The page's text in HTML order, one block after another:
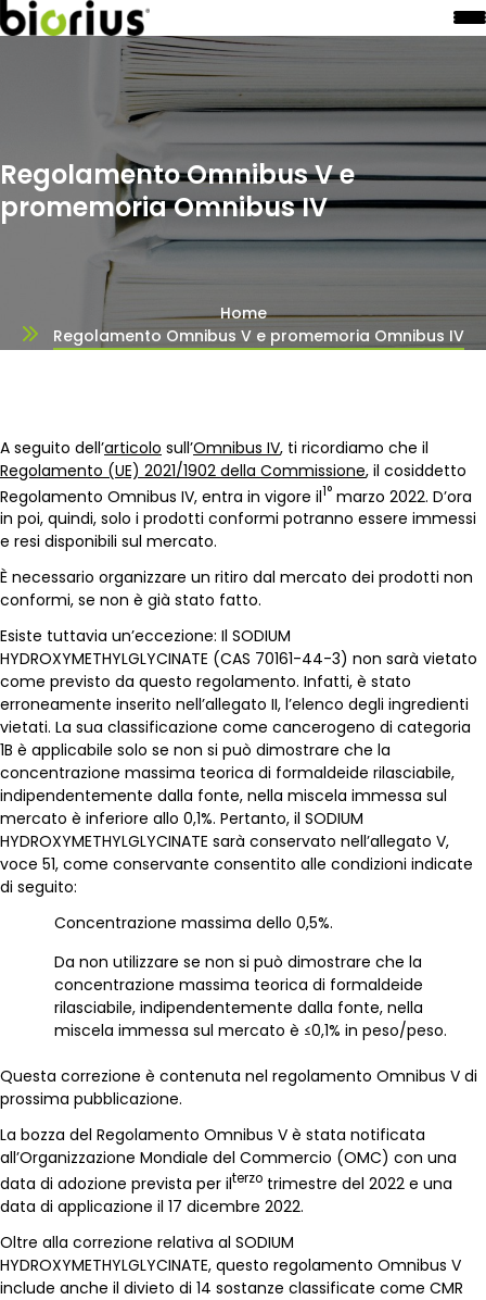
Regolamento Omnibus V e
promemoria Omnibus IV
Home
Regolamento Omnibus V e promemoria Omnibus IV
A seguito dell’articolo sull’Omnibus IV, ti ricordiamo che il
Regolamento (UE) 2021/1902 della Commissione, il cosiddetto
Regolamento Omnibus IV, entra in vigore il1° marzo 2022. D’ora
in poi, quindi, solo i prodotti conformi potranno essere immessi
e resi disponibili sul mercato.
È necessario organizzare un ritiro dal mercato dei prodotti non
conformi, se non è già stato fatto.
Esiste tuttavia un’eccezione: Il SODIUM
HYDROXYMETHYLGLYCINATE (CAS 70161-44-3) non sarà vietato
come previsto da questo regolamento. Infatti, è stato
erroneamente inserito nell’allegato II, l’elenco degli ingredienti
vietati. La sua classificazione come cancerogeno di categoria
1B è applicabile solo se non si può dimostrare che la
concentrazione massima teorica di formaldeide rilasciabile,
indipendentemente dalla fonte, nella miscela immessa sul
mercato è inferiore allo 0,1%. Pertanto, il SODIUM
HYDROXYMETHYLGLYCINATE sarà conservato nell’allegato V,
voce 51, come conservante consentito alle condizioni indicate
di seguito:
Concentrazione massima dello 0,5%.
Da non utilizzare se non si può dimostrare che la
concentrazione massima teorica di formaldeide
rilasciabile, indipendentemente dalla fonte, nella
miscela immessa sul mercato è ≤0,1% in peso/peso.
Questa correzione è contenuta nel regolamento Omnibus V di
prossima pubblicazione.
La bozza del Regolamento Omnibus V è stata notificata
all’Organizzazione Mondiale del Commercio (OMC) con una
data di adozione prevista per ilterzo trimestre del 2022 e una
data di applicazione il 17 dicembre 2022.
Oltre alla correzione relativa al SODIUM
HYDROXYMETHYLGLYCINATE, questo regolamento Omnibus V
include anche il divieto di 14 sostanze classificate come CMR